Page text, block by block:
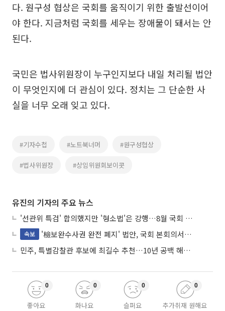
다. 원구성 협상은 국회를 움직이기 위한 출발선이어
야 한다. 지금처럼 국회를 세우는 장애물이 돼서는 안
된다.
국민은 법사위원장이 누구인지보다 내일 처리될 법안
이 무엇인지에 더 관심이 있다. 정치는 그 단순한 사
실을 너무 오래 잊고 있다.
#기자수첩 #노트북너머 #원구성협상
#법사위원장 #상임위원회보이콧
유진의 기자의 주요 뉴스
'선관위 특검' 합의했지만 '형소법'은 강행…8월 국회 '입법 2차전' 예고
속보
'檢보완수사권 완전 폐지' 법안, 국회 본회의서 민주당 주도 통과
민주, 특별감찰관 후보에 최길수 추천…10년 공백 해소 속도
좋아요
0
화나요
0
슬퍼요
0
추가취재 원해요
0